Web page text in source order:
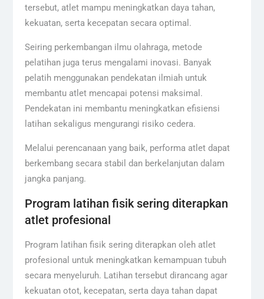
tersebut, atlet mampu meningkatkan daya tahan,
kekuatan, serta kecepatan secara optimal.
Seiring perkembangan ilmu olahraga, metode
pelatihan juga terus mengalami inovasi. Banyak
pelatih menggunakan pendekatan ilmiah untuk
membantu atlet mencapai potensi maksimal.
Pendekatan ini membantu meningkatkan efisiensi
latihan sekaligus mengurangi risiko cedera.
Melalui perencanaan yang baik, performa atlet dapat
berkembang secara stabil dan berkelanjutan dalam
jangka panjang.
Program latihan fisik sering diterapkan
atlet profesional
Program latihan fisik sering diterapkan oleh atlet
profesional untuk meningkatkan kemampuan tubuh
secara menyeluruh. Latihan tersebut dirancang agar
kekuatan otot, kecepatan, serta daya tahan dapat